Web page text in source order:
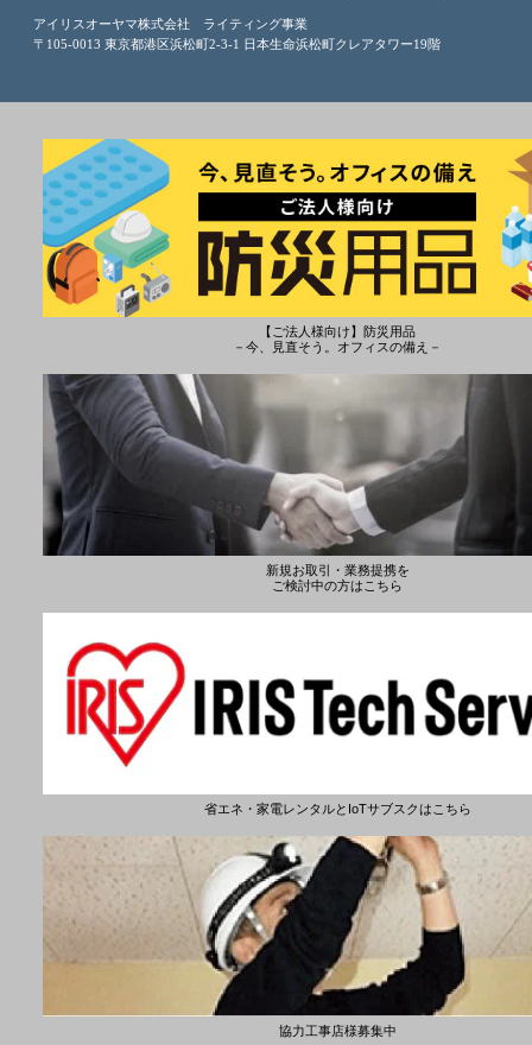
アイリスオーヤマ株式会社 ライティング事業
〒105-0013 東京都港区浜松町2-3-1 日本生命浜松町クレアタワー19階
【ご法人様向け】防災用品
－今、見直そう。オフィスの備え－
新規お取引・業務提携を
ご検討中の方はこちら
省エネ・家電レンタルとIoTサブスクはこちら
協力工事店様募集中